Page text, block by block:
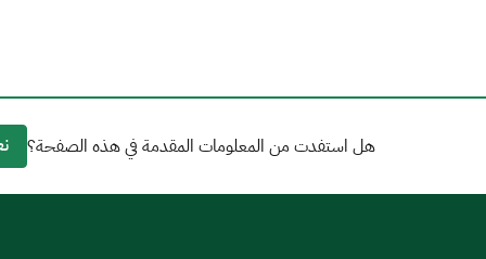
هل استفدت من المعلومات المقدمة في هذه الصفحة؟